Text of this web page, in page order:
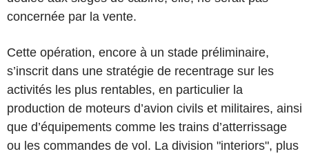
concernée par la vente.
Cette opération, encore à un stade préliminaire,
s’inscrit dans une stratégie de recentrage sur les
activités les plus rentables, en particulier la
production de moteurs d’avion civils et militaires, ainsi
que d’équipements comme les trains d’atterrissage
ou les commandes de vol. La division "interiors", plus